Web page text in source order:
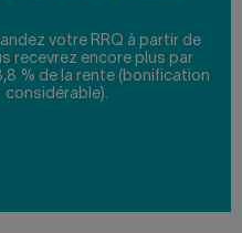
votre RRQ à partir de
recevrez encore plus par
% de la rente (bonification
considérable).